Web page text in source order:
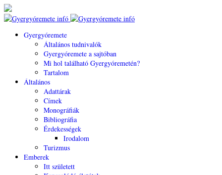
Gyergyóremete
Általános tudnivalók
Gyergyóremete a sajtóban
Mi hol található Gyergyóremetén?
Tartalom
Általános
Adattárak
Címek
Monográfiák
Bibliográfia
Érdekességek
Irodalom
Turizmus
Emberek
Itt született